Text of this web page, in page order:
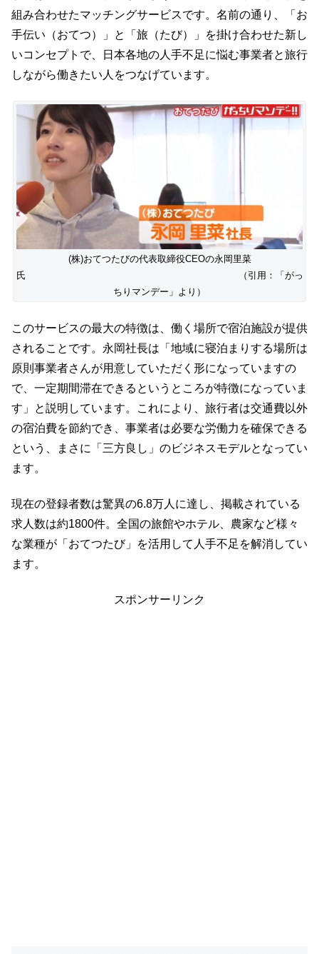
組み合わせたマッチングサービスです。名前の通り、「お
手伝い（おてつ）」と「旅（たび）」を掛け合わせた新し
いコンセプトで、日本各地の人手不足に悩む事業者と旅行
しながら働きたい人をつなげています。
(株)おてつたびの代表取締役CEOの永岡里菜
氏 （引用：「がっ
ちりマンデー」より）
このサービスの最大の特徴は、働く場所で宿泊施設が提供
されることです。永岡社長は「地域に寝泊まりする場所は
原則事業者さんが用意していただく形になっていますの
で、一定期間滞在できるというところが特徴になっていま
す」と説明しています。これにより、旅行者は交通費以外
の宿泊費を節約でき、事業者は必要な労働力を確保できる
という、まさに「三方良し」のビジネスモデルとなってい
ます。
現在の登録者数は驚異の6.8万人に達し、掲載されている
求人数は約1800件。全国の旅館やホテル、農家など様々
な業種が「おてつたび」を活用して人手不足を解消してい
ます。
スポンサーリンク